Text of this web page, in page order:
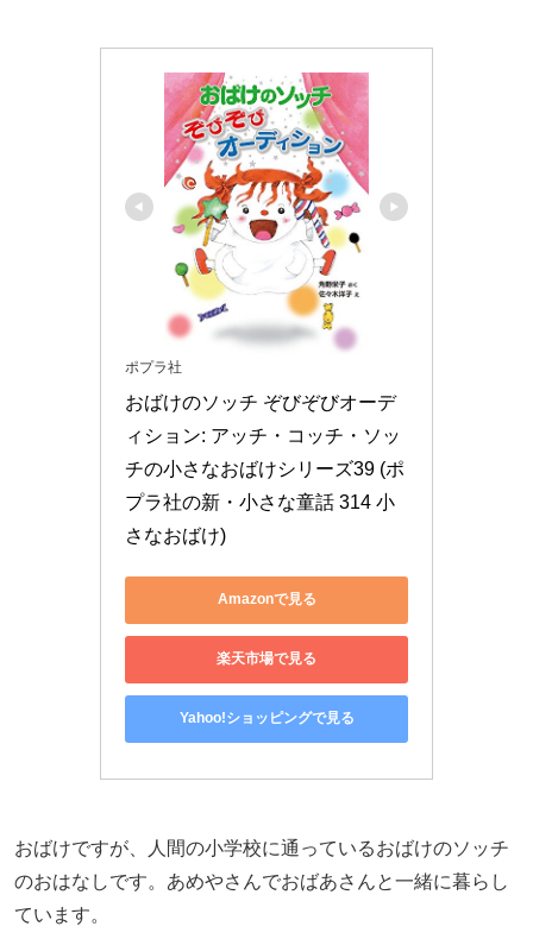
ポプラ社
おばけのソッチ ぞびぞびオーデ
ィション: アッチ・コッチ・ソッ
チの小さなおばけシリーズ39 (ポ
プラ社の新・小さな童話 314 小
さなおばけ)
Amazonで見る
楽天市場で見る
Yahoo!ショッピングで見る
おばけですが、人間の小学校に通っているおばけのソッチ
のおはなしです。あめやさんでおばあさんと一緒に暮らし
ています。